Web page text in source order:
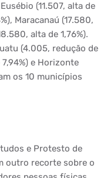
(11.507, alta de
Maracanaú (17.580,
alta de 1,76%).
(4.005, redução de
e Horizonte
os 10 municípios
e Protesto de
outro recorte sobre o